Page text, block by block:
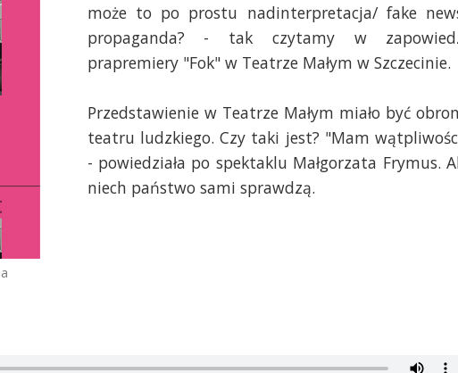
może to po prostu nadinterpretacja/ fake
propaganda? - tak czytamy w
prapremiery "Fok" w Teatrze Małym w Szczecinie.
Przedstawienie w Teatrze Małym miało być
teatru ludzkiego. Czy taki jest? "Mam
- powiedziała po spektaklu Małgorzata Frymus.
niech państwo sami sprawdzą.